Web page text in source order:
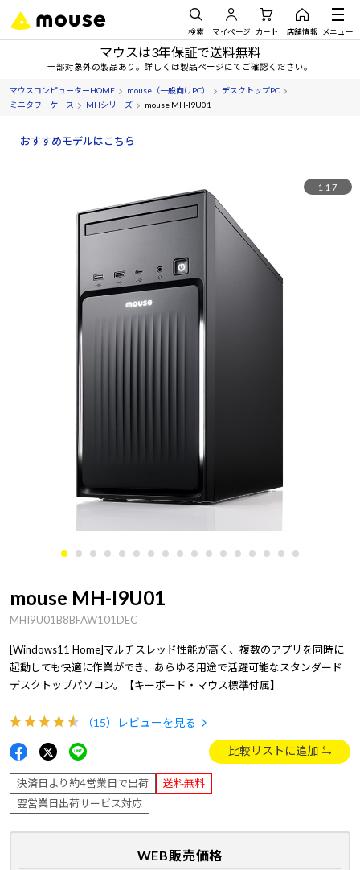
検索 マイページ カート 店舗情報 メニュー
マウスは3年保証で送料無料
一部対象外の製品あり。詳しくは製品ページにてご確認ください。
マウスコンピューターHOME mouse（一般向けPC）
デスクトップPC
ミニタワーケース
MHシリーズ mouse MH-I9U01
おすすめモデルはこちら
1 17
mouse MH-I9U01
MHI9U01B8BFAW101DEC
[Windows11 Home]マルチスレッド性能が高く、複数のアプリを同時に
起動しても快適に作業ができ、あらゆる用途で活躍可能なスタンダード
デスクトップパソコン。【キーボード・マウス標準付属】
（15） レビューを見る
比較リストに追加
決済日より約4営業日で出荷
送料無料
翌営業日出荷サービス対応
WEB販売価格